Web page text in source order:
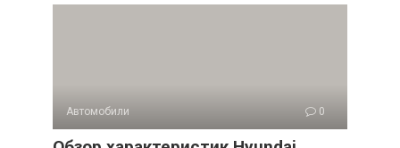
Автомобили 0